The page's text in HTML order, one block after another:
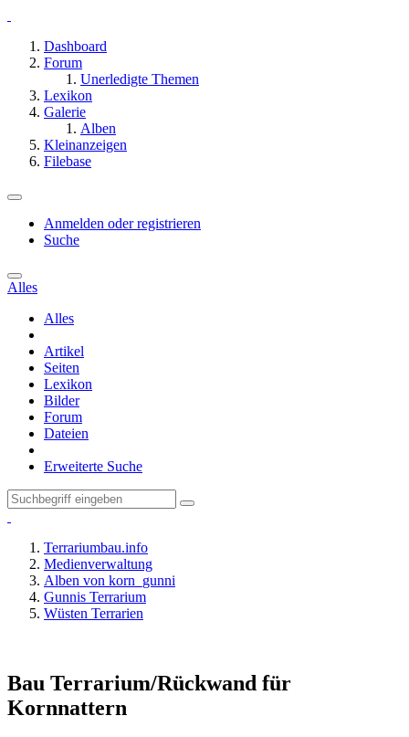
Dashboard
Forum
Unerledigte Themen
Lexikon
Galerie
Alben
Kleinanzeigen
Filebase
Anmelden oder registrieren
Suche
Alles
Alles
Artikel
Seiten
Lexikon
Bilder
Forum
Dateien
Erweiterte Suche
Terrariumbau.info
Medienverwaltung
Alben von korn_gunni
Gunnis Terrarium
Wüsten Terrarien
Bau Terrarium/Rückwand für
Kornnattern